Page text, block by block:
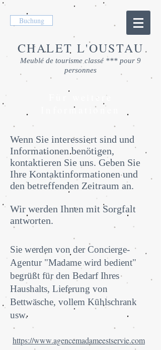
Buchung
CHALET L'OUSTAU
Meublé de tourisme classé *** pour 9
personnes
Für weitere
Informationen
Wenn Sie interessiert sind und
Informationen benötigen,
kontaktieren Sie uns. Geben Sie
Ihre Kontaktinformationen und
den betreffenden Zeitraum an.
Wir werden Ihnen mit Sorgfalt
antworten.
Sie werden von der Concierge-
Agentur "Madame wird bedient"
begrüßt für den Bedarf Ihres
Haushalts, Lieferung von
Bettwäsche, vollem Kühlschrank
usw.
https://www.agencemadameestservie.com